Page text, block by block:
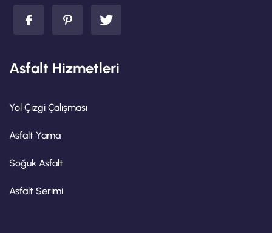
Asfalt Hizmetleri
Yol Çizgi Çalışması
Asfalt Yama
Soğuk Asfalt
Asfalt Serimi